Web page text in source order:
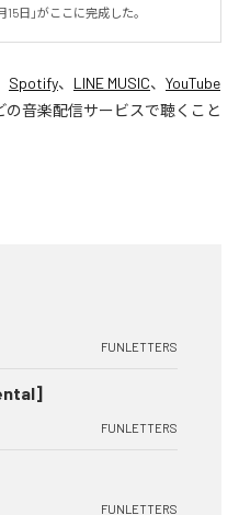
日」がここに完成した。
Spotify、 LINE MUSIC、 YouTube
の音楽配信サービスで聴くこと
FUNLETTERS
FUNLETTERS
FUNLETTERS